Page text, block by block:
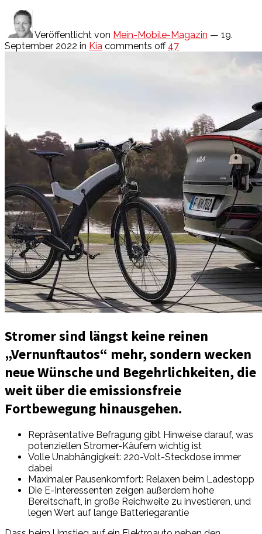
Veröffentlicht von Mein-Mobile-Magazin — 19.
September 2022 in Kia comments off 47
Stromer sind längst keine reinen
„Vernunftautos“ mehr, sondern wecken
neue Wünsche und Begehrlichkeiten, die
weit über die emissionsfreie
Fortbewegung hinausgehen.
Repräsentative Befragung gibt Hinweise darauf, was
potenziellen Stromer-Käufern wichtig ist
Volle Unabhängigkeit: 220-Volt-Steckdose immer
dabei
Maximaler Pausenkomfort: Relaxen beim Ladestopp
Die E-Interessenten zeigen außerdem hohe
Bereitschaft, in große Reichweite zu investieren, und
legen Wert auf lange Batteriegarantie